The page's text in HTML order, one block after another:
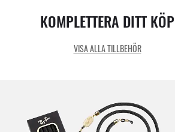
KOMPLETTERA DITT KÖP
VISA ALLA TILLBEHÖR